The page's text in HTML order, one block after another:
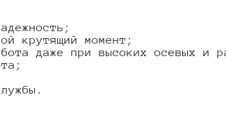
крутящий момент;
даже при высоких осевых и